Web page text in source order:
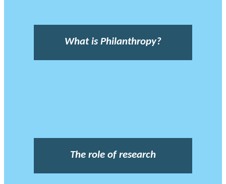
What is Philanthropy?
The role of research